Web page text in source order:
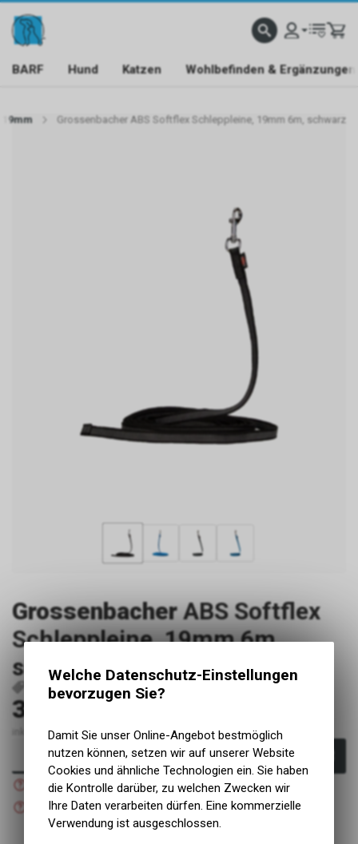
BARF Hund Katzen Wohlbefinden & Ergänzungen
Grossenbacher ABS Softflex Schleppleine, 19mm 6m, schwarz
Grossenbacher ABS Softflex
Schleppleine, 19mm 6m,
schwarz
P3458
34.50
inkl. MwSt., zzgl. Versandkosten
In den Warenkorb
Versand
Nicht verfügbar
Abholung NaturNah GmbH
Welche Datenschutz-Einstellungen
bevorzugen Sie?
Damit Sie unser Online-Angebot bestmöglich
nutzen können, setzen wir auf unserer Website
Cookies und ähnliche Technologien ein. Sie haben
die Kontrolle darüber, zu welchen Zwecken wir
Ihre Daten verarbeiten dürfen. Eine kommerzielle
Verwendung ist ausgeschlossen.